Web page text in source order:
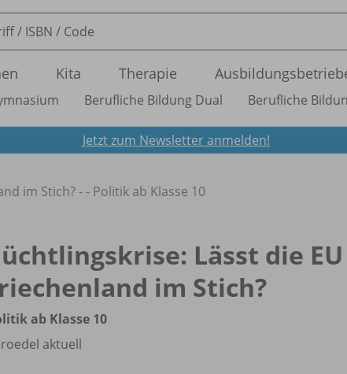
Kita Therapie
Berufliche Bildung Dual Berufliche
Jetzt zum Newsletter anmelden!
im Stich? - - Politik ab Klasse 10
Lässt die EU
im Stich?
ab Klasse 10
aktuell